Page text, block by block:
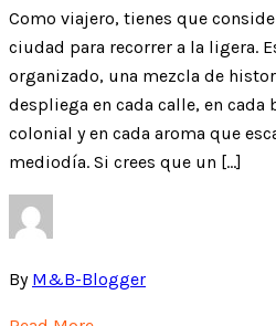
Como viajero, tienes que
ciudad para recorrer a la ligera.
organizado, una mezcla de
despliega en cada calle, en cada
colonial y en cada aroma que
mediodía. Si crees que un […]
By M&B-Blogger